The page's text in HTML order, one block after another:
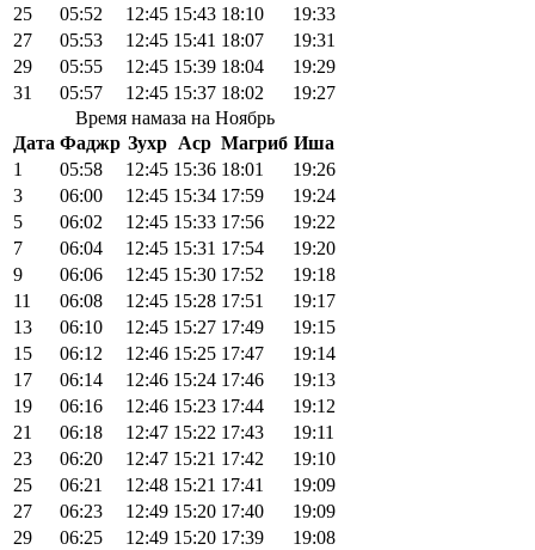
25
05:52 12:45 15:43 18:10
19:33
27
05:53 12:45 15:41 18:07
19:31
29
05:55 12:45 15:39 18:04
19:29
31
05:57 12:45 15:37 18:02
19:27
Время намаза на Ноябрь
Дата Фаджр Зухр Аср Магриб Иша
1
05:58 12:45 15:36 18:01
19:26
3
06:00 12:45 15:34 17:59
19:24
5
06:02 12:45 15:33 17:56
19:22
7
06:04 12:45 15:31 17:54
19:20
9
06:06 12:45 15:30 17:52
19:18
11
06:08 12:45 15:28 17:51
19:17
13
06:10 12:45 15:27 17:49
19:15
15
06:12 12:46 15:25 17:47
19:14
17
06:14 12:46 15:24 17:46
19:13
19
06:16 12:46 15:23 17:44
19:12
21
06:18 12:47 15:22 17:43
19:11
23
06:20 12:47 15:21 17:42
19:10
25
06:21 12:48 15:21 17:41
19:09
27
06:23 12:49 15:20 17:40
19:09
29
06:25 12:49 15:20 17:39
19:08